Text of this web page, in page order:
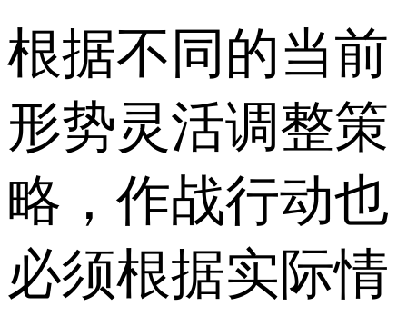
根据不同的当前
形势灵活调整策
略，作战行动也
必须根据实际情